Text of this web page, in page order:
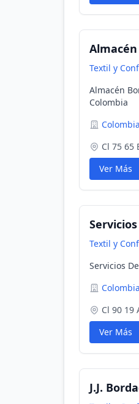
Textil y
Almacén
Colombia
Colombia
Cl 75 65
Ver Más
Textil y
Servicios
Colombia
Cl 90 19
Ver Más
J.J.